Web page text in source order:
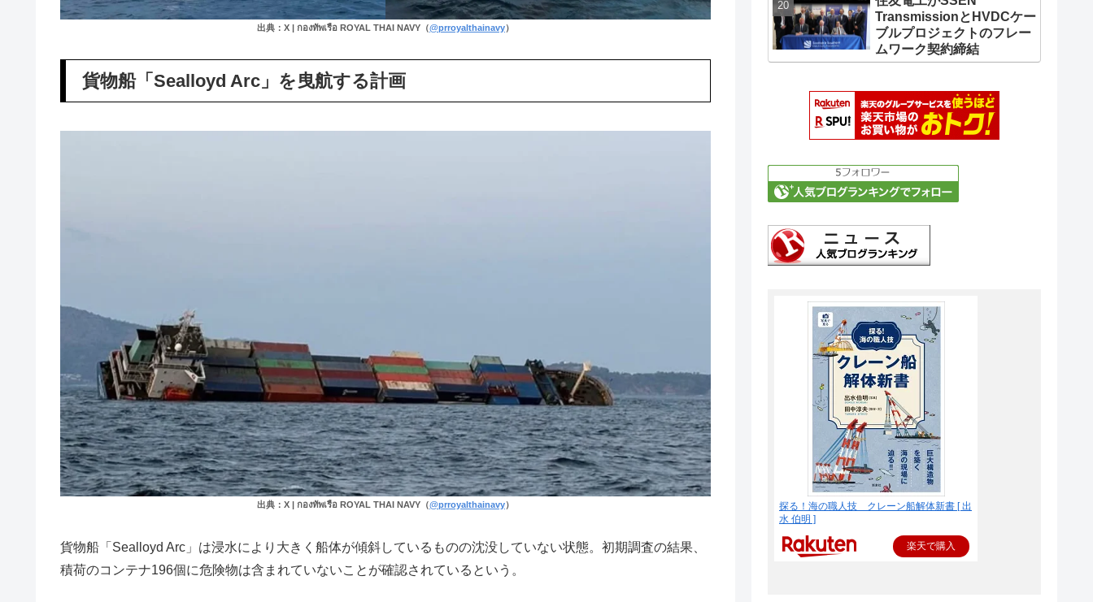
出典：X | กองทัพเรือ ROYAL THAI NAVY（@prroyalthainavy）
貨物船「Sealloyd Arc」を曳航する計画
出典：X | กองทัพเรือ ROYAL THAI NAVY（@prroyalthainavy）
貨物船「Sealloyd Arc」は浸水により大きく船体が傾斜しているものの沈没していない状態。初期調査の結果、
積荷のコンテナ196個に危険物は含まれていないことが確認されているという。
TransmissionとHVDCケー
ブルプロジェクトのフレー
ムワーク契約締結
探る！海の職人技 クレーン船解体新書 [ 出
水 伯明 ]
楽天で購入